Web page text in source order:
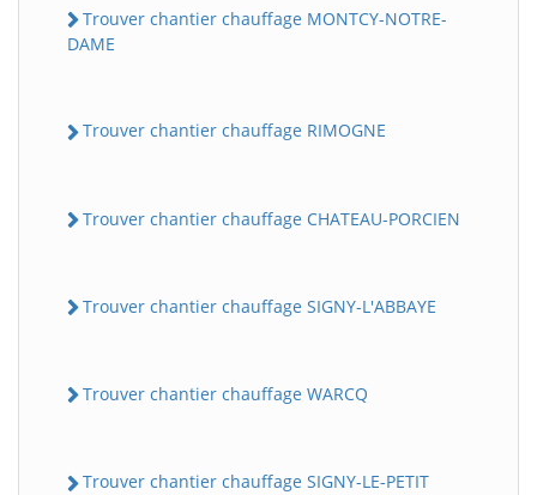
Trouver chantier chauffage MONTCY-NOTRE-
DAME
Trouver chantier chauffage RIMOGNE
Trouver chantier chauffage CHATEAU-PORCIEN
Trouver chantier chauffage SIGNY-L'ABBAYE
Trouver chantier chauffage WARCQ
Trouver chantier chauffage SIGNY-LE-PETIT